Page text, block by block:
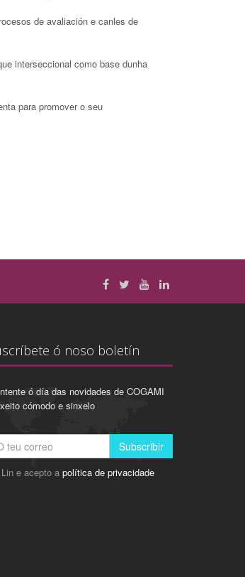
de avaliación e canles de
interseccional como base dunha
para promover o seu
ó noso boletín
ó día das novidades de COGAMI
cómodo e sinxelo
Subscribir
Lin e acepto a política de privacidade